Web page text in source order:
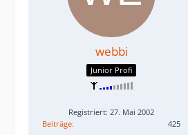
webbi
Junior Profi
Registriert: 27. Mai 2002
Beiträge
425